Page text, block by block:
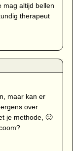
altijd bellen
therapeut
maar kan er
over
je methode, 🙂